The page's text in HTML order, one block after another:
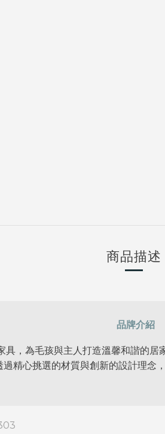
商品描述
品牌介紹
，為毛孩與主人打造溫馨和諧的
精心挑選的材質與創新的設計理